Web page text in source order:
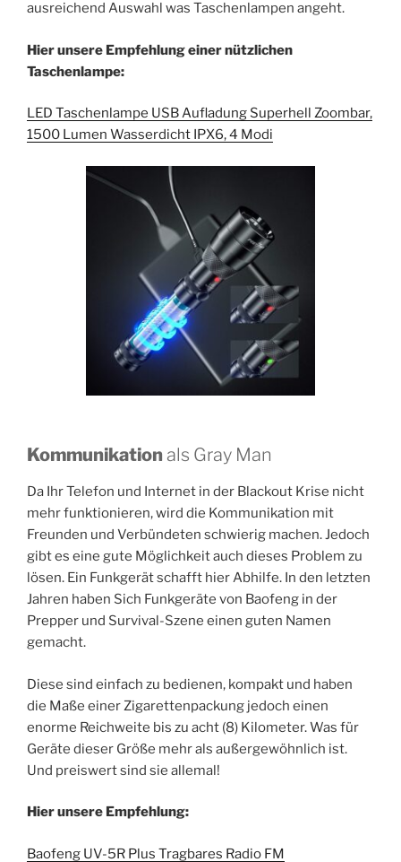
ausreichend Auswahl was Taschenlampen angeht.
Hier unsere Empfehlung einer nützlichen
Taschenlampe:
LED Taschenlampe USB Aufladung Superhell Zoombar,
1500 Lumen Wasserdicht IPX6, 4 Modi
Kommunikation als Gray Man
Da Ihr Telefon und Internet in der Blackout Krise nicht
mehr funktionieren, wird die Kommunikation mit
Freunden und Verbündeten schwierig machen. Jedoch
gibt es eine gute Möglichkeit auch dieses Problem zu
lösen. Ein Funkgerät schafft hier Abhilfe. In den letzten
Jahren haben Sich Funkgeräte von Baofeng in der
Prepper und Survival-Szene einen guten Namen
gemacht.
Diese sind einfach zu bedienen, kompakt und haben
die Maße einer Zigarettenpackung jedoch einen
enorme Reichweite bis zu acht (8) Kilometer. Was für
Geräte dieser Größe mehr als außergewöhnlich ist.
Und preiswert sind sie allemal!
Hier unsere Empfehlung:
Baofeng UV-5R Plus Tragbares Radio FM